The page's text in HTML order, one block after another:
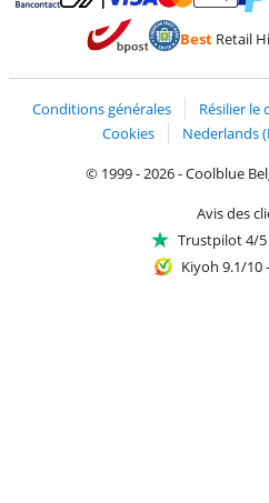
Payer avec Bancontact
Payer avec MasterCard et Visa
BestRetail
Conditions générales Résilier le
Cookies
Nederlands
© 1999 - 2026 - Coolblue
Avis des
Trustpilot 4/5
Kiyoh 9.1/10-